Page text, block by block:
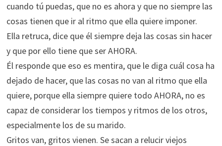
cuando tú puedas, que no es ahora y que no siempre las
cosas tienen que ir al ritmo que ella quiere imponer.
Ella retruca, dice que él siempre deja las cosas sin hacer
y que por ello tiene que ser AHORA.
Él responde que eso es mentira, que le diga cuál cosa ha
dejado de hacer, que las cosas no van al ritmo que ella
quiere, porque ella siempre quiere todo AHORA, no es
capaz de considerar los tiempos y ritmos de los otros,
especialmente los de su marido.
Gritos van, gritos vienen. Se sacan a relucir viejos